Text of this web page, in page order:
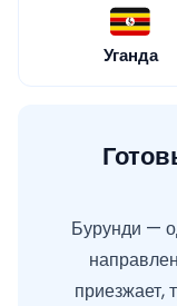
Уганда
Бурунди —
приезжает,